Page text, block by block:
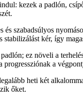
kezek a padlón,
szabadsúlyos
stabilizálást kér, így
ez növeli a
progressziónak a
heti két
őket.